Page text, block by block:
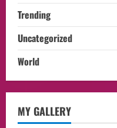
Trending
Uncategorized
World
MY GALLERY